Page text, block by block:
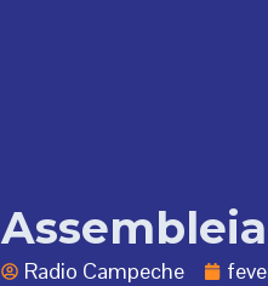
Radio Campeche